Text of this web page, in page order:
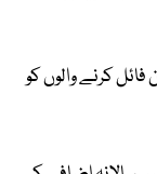
کرنے والوں کو